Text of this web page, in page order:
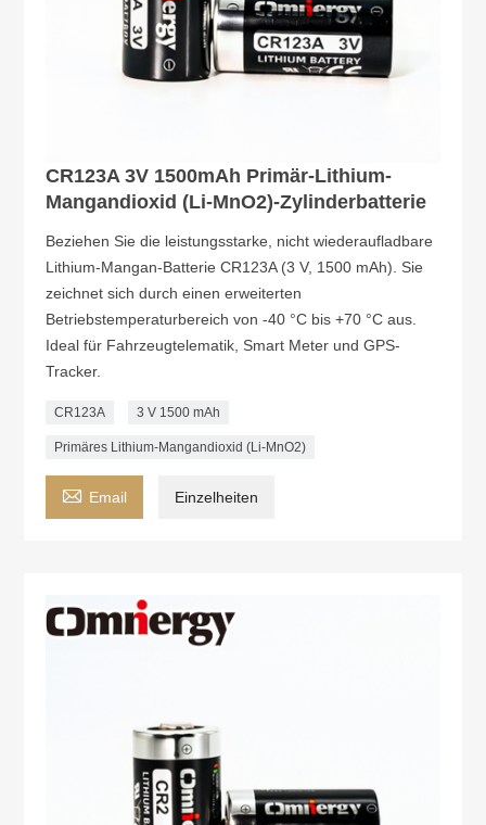
CR123A 3V 1500mAh Primär-Lithium-
Mangandioxid (Li-MnO2)-Zylinderbatterie
Beziehen Sie die leistungsstarke, nicht wiederaufladbare
Lithium-Mangan-Batterie CR123A (3 V, 1500 mAh). Sie
zeichnet sich durch einen erweiterten
Betriebstemperaturbereich von -40 °C bis +70 °C aus.
Ideal für Fahrzeugtelematik, Smart Meter und GPS-
Tracker.
CR123A 3 V 1500 mAh
Primäres Lithium-Mangandioxid (Li-MnO2)
 Email Einzelheiten